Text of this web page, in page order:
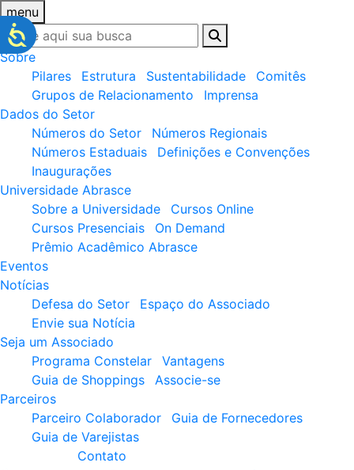
menu
Sobre
Pilares
Estrutura Sustentabilidade
Comitês
Grupos de Relacionamento
Imprensa
Dados do Setor
Números do Setor
Números Regionais
Números Estaduais
Definições e Convenções
Inaugurações
Universidade Abrasce
Sobre a Universidade
Cursos Online
Cursos Presenciais
On Demand
Prêmio Acadêmico Abrasce
Eventos
Notícias
Defesa do Setor
Espaço do Associado
Envie sua Notícia
Seja um Associado
Programa Constelar
Vantagens
Guia de Shoppings
Associe-se
Parceiros
Parceiro Colaborador
Guia de Fornecedores
Guia de Varejistas
Contato